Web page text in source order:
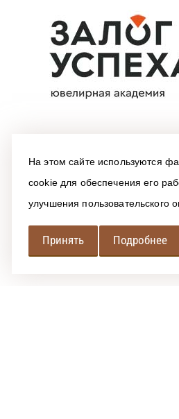
На этом сайте используются
cookie для обеспечения его
улучшения пользовательского
Принять Подробнее